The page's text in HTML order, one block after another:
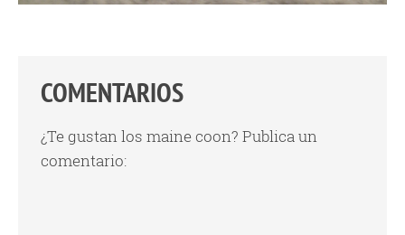
COMENTARIOS
¿Te gustan los maine coon? Publica un
comentario: